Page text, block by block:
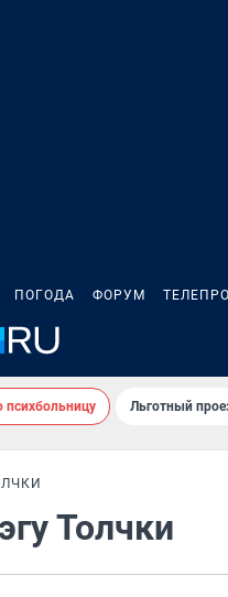
ПОГОДА ФОРУМ
Льготный
Толчки